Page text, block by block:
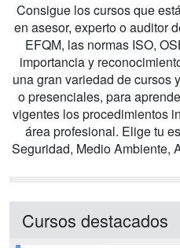
Consigue los cursos que
en asesor, experto o auditor
EFQM, las normas ISO,
importancia y
una gran variedad de cursos
o presenciales, para
vigentes los procedimientos
área profesional. Elige tu
Seguridad, Medio Ambiente,
Cursos destacados